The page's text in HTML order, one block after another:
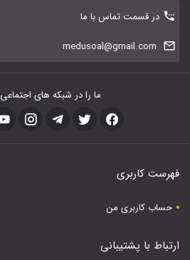
در قسمت تماس با ما
medusoal@gmail.com
ما را در شبکه های اجتماعی
فهرست کاربری
حساب کاربری من
ارتباط با پشتیبانی